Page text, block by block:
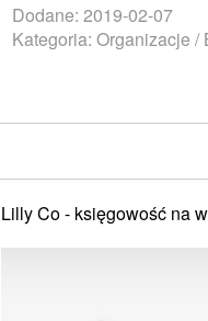
Dodane: 2019-02-07
Kategoria: Organizacje
Lilly Co - księgowość na